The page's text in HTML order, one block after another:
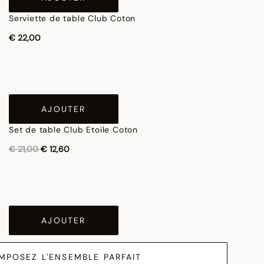
Serviette de table Club Coton
€ 22,00
AJOUTER
Set de table Club Etoile Coton
Réduction de
€ 21,00à
€ 12,60
AJOUTER
L'ENSEMBLE PARFAIT